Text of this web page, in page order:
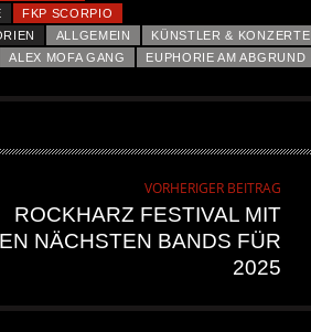
FKP SCORPIO
ALLGEMEIN KÜNSTLER & KONZERTE
ALEX MOFA GANG EUPHORIE AM ABGRUND
VORHERIGER BEITRAG
ROCKHARZ FESTIVAL MIT
NÄCHSTEN BANDS FÜR
2025